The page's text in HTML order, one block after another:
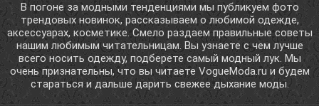
В погоне за модными тенденциями мы публикуем фото
трендовых новинок, рассказываем о любимой одежде,
аксессуарах, косметике. Смело раздаем правильные советы
нашим любимым читательницам. Вы узнаете с чем лучше
всего носить одежду, подберете самый модный лук. Мы
очень признательны, что вы читаете VogueModa.ru и будем
стараться и дальше дарить свежее дыхание моды.